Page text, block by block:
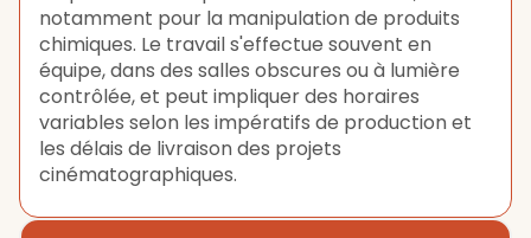
notamment pour la manipulation de produits
chimiques. Le travail s'effectue souvent en
équipe, dans des salles obscures ou à lumière
contrôlée, et peut impliquer des horaires
variables selon les impératifs de production et
les délais de livraison des projets
cinématographiques.